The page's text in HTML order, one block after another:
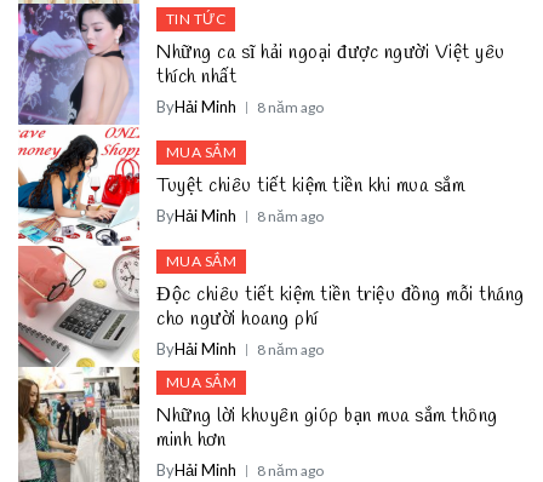
TIN TỨC
Những ca sĩ hải ngoại được người Việt yêu
thích nhất
ByHải Minh 8 năm ago
MUA SẮM
Tuyệt chiêu tiết kiệm tiền khi mua sắm
ByHải Minh 8 năm ago
MUA SẮM
Độc chiêu tiết kiệm tiền triệu đồng mỗi tháng
cho người hoang phí
ByHải Minh
8 năm ago
MUA SẮM
Những lời khuyên giúp bạn mua sắm thông
minh hơn
ByHải Minh 8 năm ago